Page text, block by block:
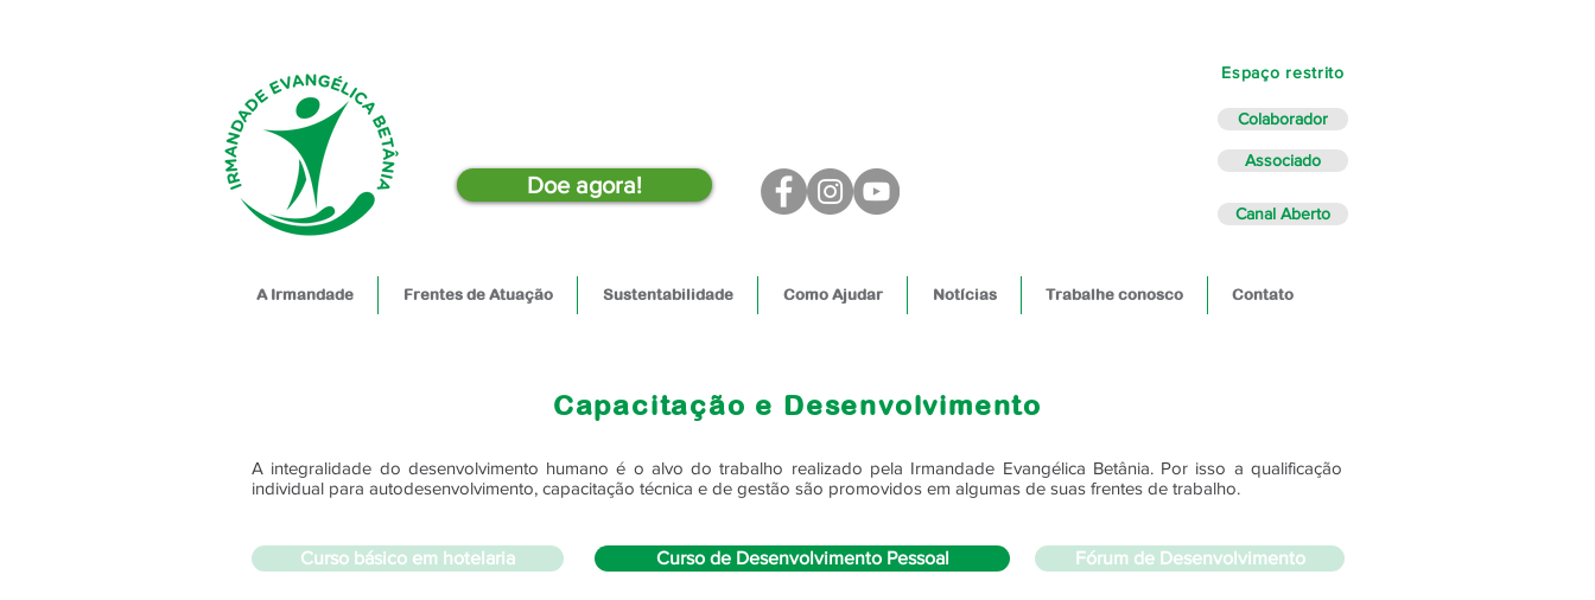
Espaço restrito
Colaborador
Doe agora!
Associado
Canal Aberto
A Irmandade Frentes de Atuação Sustentabilidade Como Ajudar Notícias Trabalhe conosco Contato
Capacitação e Desenvolvimento
Capacitação e Desenvolvimento
A integralidade do desenvolvimento humano é o alvo do trabalho realizado pela Irmandade Evangélica Betânia. Por isso a qualificação
individual para autodesenvolvimento, capacitação técnica e de gestão são promovidos em algumas de suas frentes de trabalho.
Curso básico em hotelaria Curso de Desenvolvimento Pessoal Fórum de Desenvolvimento